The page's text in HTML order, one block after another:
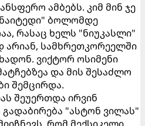
ამბებს. კიმ მინ ჯე
ბოლომდე
რასაც ხელს "ნიუკასლი"
არიან, სამხრეთკორეელში
ვიქტორ ოსიმენი
და მის შესაძლო
შემცირდა.
შეუერთდა ირვინ
"ასტონ ვილას"